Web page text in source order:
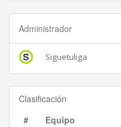
Administrador
Siguetuliga
Clasificación
#
Equipo